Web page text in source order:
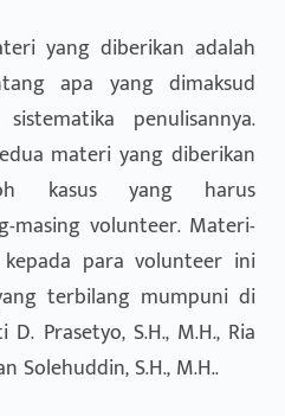
yang diberikan adalah
apa yang dimaksud
penulisannya.
materi yang diberikan
kasus yang harus
masing volunteer. Materi-
para volunteer ini
terbilang mumpuni di
Prasetyo, S.H., M.H., Ria
Solehuddin, S.H., M.H..